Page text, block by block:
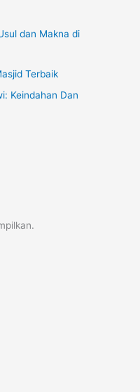
dan Makna di
Terbaik
Keindahan Dan